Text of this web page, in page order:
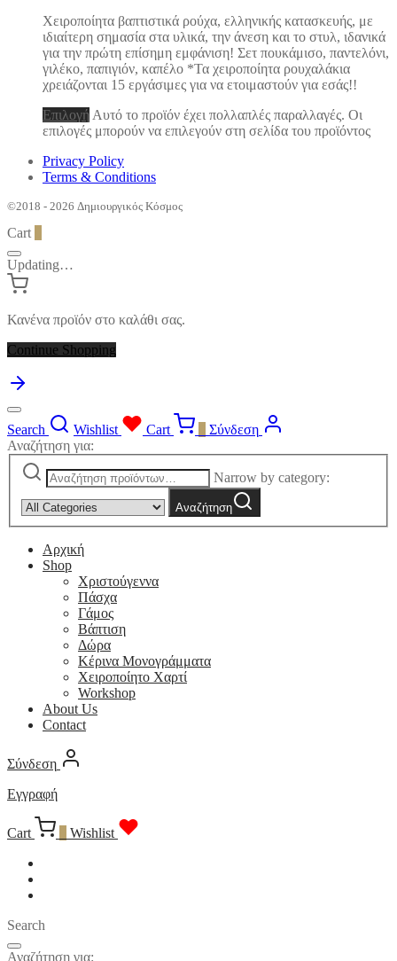
Χειροποίητα βαπτιστικά ρούχα, ελληνικής κατασκευής, με
ιδιαίτερη σημασία στα υλικά, την άνεση και το στυλ, ιδανικά
για την πρώτη επίσημη εμφάνιση! Σετ πουκάμισο, παντελόνι,
γιλέκο, παπιγιόν, καπέλο *Τα χειροποίητα ρουχαλάκια
χρειάζονται 15 εργάσιμες για να ετοιμαστούν για εσάς!!
Επιλογή Αυτό το προϊόν έχει πολλαπλές παραλλαγές. Οι
επιλογές μπορούν να επιλεγούν στη σελίδα του προϊόντος
Privacy Policy
Terms & Conditions
©2018 - 2026 Δημιουργικός Κόσμος
Cart
Updating…
Κανένα προϊόν στο καλάθι σας.
Continue Shopping
Search Wishlist Cart
Σύνδεση
Αναζήτηση για:
Narrow by category:
Αναζήτηση
Αρχική
Shop
Χριστούγεννα
Πάσχα
Γάμος
Βάπτιση
Δώρα
Κέρινα Μονογράμματα
Χειροποίητο Χαρτί
Workshop
About Us
Contact
Σύνδεση
Εγγραφή
Cart Wishlist
Search
Αναζήτηση για: